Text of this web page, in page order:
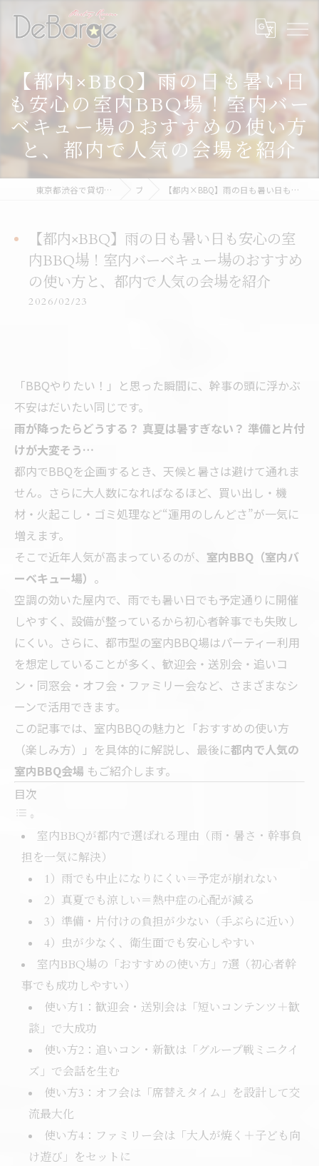
【都内×BBQ】雨の日も暑い日
も安心の室内BBQ場！室内バー
ベキュー場のおすすめの使い方
と、都内で人気の会場を紹介
東京都渋谷で貸切なら渋谷貸切パーティー＆BBQデバージ - DeBarge ブログ 【都内×BBQ】雨の日も暑い日も安心の室内BBQ場！室内バーベキュー場のおすすめの使い方と、都内で人気の会場を紹介
【都内×BBQ】雨の日も暑い日も安心の室
内BBQ場！室内バーベキュー場のおすすめ
の使い方と、都内で人気の会場を紹介
2026/02/23
「BBQやりたい！」と思った瞬間に、幹事の頭に浮かぶ
不安はだいたい同じです。
雨が降ったらどうする？ 真夏は暑すぎない？ 準備と片付
けが大変そう…
都内でBBQを企画するとき、天候と暑さは避けて通れま
せん。さらに大人数になればなるほど、買い出し・機
材・火起こし・ゴミ処理など“運用のしんどさ”が一気に
増えます。
そこで近年人気が高まっているのが、 室内BBQ（室内バ
ーベキュー場） 。
空調の効いた屋内で、雨でも暑い日でも予定通りに開催
しやすく、設備が整っているから初心者幹事でも失敗し
にくい。さらに、都市型の室内BBQ場はパーティー利用
を想定していることが多く、歓迎会・送別会・追いコ
ン・同窓会・オフ会・ファミリー会など、さまざまなシ
ーンで活用できます。
この記事では、室内BBQの魅力と「おすすめの使い方
（楽しみ方）」を具体的に解説し、最後に都内で人気の
室内BBQ会場 もご紹介します。
目次
室内BBQが都内で選ばれる理由（雨・暑さ・幹事負
担を一気に解決）
1）雨でも中止になりにくい＝予定が崩れない
2）真夏でも涼しい＝熱中症の心配が減る
3）準備・片付けの負担が少ない（手ぶらに近い）
4）虫が少なく、衛生面でも安心しやすい
室内BBQ場の「おすすめの使い方」7選（初心者幹
事でも成功しやすい）
使い方1：歓迎会・送別会は「短いコンテンツ＋歓
談」で大成功
使い方2：追いコン・新歓は「グループ戦ミニクイ
ズ」で会話を生む
使い方3：オフ会は「席替えタイム」を設計して交
流最大化
使い方4：ファミリー会は「大人が焼く＋子ども向
け遊び」をセットに